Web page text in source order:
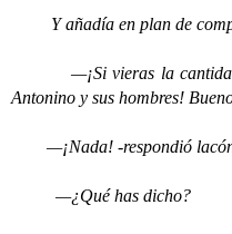
Y añadía en plan de
—¡Si vieras la cantidad
Antonino y sus hombres!
—¡Nada! -respondió
—¿Qué has dicho?